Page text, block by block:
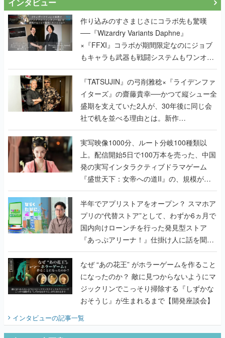
インタビュー
作り込みのすさまじさにコラボ先も驚嘆
──『Wizardry Variants Daphne』
×『FFXI』コラボが期間限定なのにジョブ
もキャラも武器も戦闘システムもワンオフ
で作り込まれた理由を両ディレクターに聞
く
『TATSUJIN』の弓削雅稔×『ライデンファ
イターズ』の齋藤貴幸──かつて縦シュー全
盛期を支えていた2人が、30年後に同じ会
社で机を並べる理由とは。新作
『TATSUJIN EXTREME』で初タッグを組
んだレジェンド2人に訊く開発秘話
実写映像1000分、ルート分岐100種類以
上。配信開始5日で100万本を売った、中国
発の実写インタラクティブドラマゲーム
『盛世天下：女帝への道II』の、規模が違
うこだわりをプロデューサーに聞いた
半年でアプリストアをオープン？ スマホア
プリの“代替ストア”として、わずか6ヵ月で
国内向けローンチを行った発見型ストア
『あっぷアリーナ！』仕掛け人に話を聞い
てみた
なぜ “あの花王” がホラーゲームを作ること
になったのか？ 敵に見つからないようにマ
ジックリンでこっそり掃除する『しずかな
おそうじ』が生まれるまで【開発座談会】
インタビューの記事一覧